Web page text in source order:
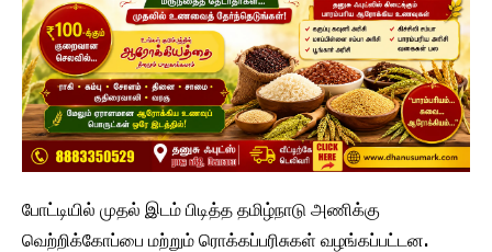
போட்டியில் முதல் இடம் பிடித்த தமிழ்நாடு அணிக்கு
வெற்றிக்கோப்பை மற்றும் ரொக்கப்பரிசுகள் வழங்கப்பட்டன.